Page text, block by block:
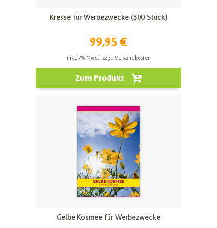
Kresse für Werbezwecke (500 Stück)
99,95 €
inkl. 7% MwSt. zzgl. Versandkosten
Zum Produkt
Gelbe Kosmee für Werbezwecke